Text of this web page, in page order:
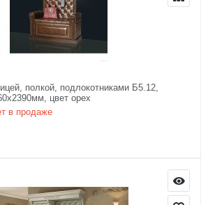
полкой, подлокотниками Б5.12,
цвет орех
в продаже